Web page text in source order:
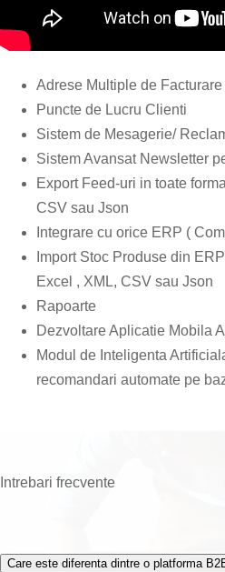
Adrese Multiple de
Puncte de Lucru Clienti
Sistem de Mesagerie/
Sistem Avansat Newsletter
Export Feed-uri in toate
CSV sau Json
Integrare cu orice ERP (
Import Stoc Produse din
Excel , XML, CSV sau Json
Rapoarte
Dezvoltare Aplicatie Mobila
Modul de Inteligenta
recomandari automate pe
Intrebari frecvente
Care este diferenta dintre o platforma